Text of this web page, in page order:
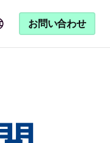
お問い合わせ